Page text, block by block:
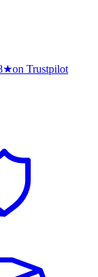
★on Trustpilot